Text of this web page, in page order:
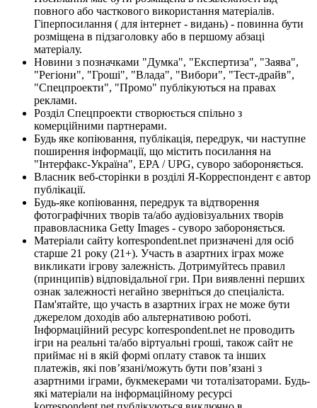
повного або часткового використання матеріалів.
Гіперпосилання ( для інтернет - видань) - повинна бути
розміщена в підзаголовку або в першому абзаці
матеріалу.
Новини з позначками "Думка", "Експертиза", "Заява",
"Регіони", "Гроші", "Влада", "Вибори", "Тест-драйв",
"Спецпроекти", "Промо" публікуються на правах
реклами.
Розділ Спецпроекти створюється спільно з
комерційними партнерами.
Будь яке копіювання, публікація, передрук, чи наступне
поширення інформації, що містить посилання на
"Інтерфакс-Україна", EPA / UPG, суворо забороняється.
Власник веб-сторінки в розділі Я-Корреспондент є автор
публікації.
Будь-яке копіювання, передрук та відтворення
фотографічних творів та/або аудіовізуальних творів
правовласника Getty Images - суворо забороняється.
Матеріали сайту korrespondent.net призначені для осіб
старше 21 року (21+). Участь в азартних іграх може
викликати ігрову залежність. Дотримуйтесь правил
(принципів) відповідальної гри. При виявленні перших
ознак залежності негайно зверніться до спеціаліста.
Пам'ятайте, що участь в азартних іграх не може бути
джерелом доходів або альтернативою роботі.
Інформаційний ресурс korrespondent.net не проводить
ігри на реальні та/або віртуальні гроші, також сайт не
приймає ні в якій формі оплату ставок та інших
платежів, які пов’язані/можуть бути пов’язані з
азартними іграми, букмекерами чи тоталізаторами. Будь-
які матеріали на інформаційному ресурсі